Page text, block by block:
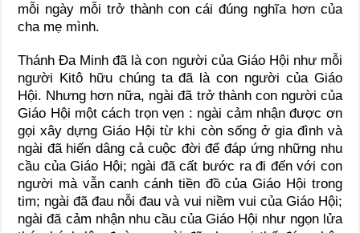
mỗi ngày mỗi trở thành con cái đúng nghĩa hơn của
cha mẹ mình.
Thánh Ða Minh đã là con người của Giáo Hội như mỗi
người Kitô hữu chúng ta đã là con người của Giáo
Hội. Nhưng hơn nữa, ngài đã trở thành con người của
Giáo Hội một cách trọn vẹn : ngài cảm nhận được ơn
gọi xây dựng Giáo Hội từ khi còn sống ở gia đình và
ngài đã hiến dâng cả cuộc đời để đáp ứng những nhu
cầu của Giáo Hội; ngài đã cất bước ra đi đến với con
người mà vẫn canh cánh tiền đồ của Giáo Hội trong
tim; ngài đã đau nỗi đau và vui niềm vui của Giáo Hội;
ngài đã cảm nhận nhu cầu của Giáo Hội như ngọn lửa